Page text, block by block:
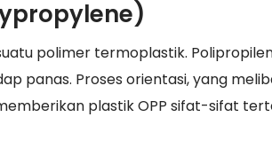
polimer termoplastik.
panas. Proses orientasi, yang
plastik OPP sifat-sifat